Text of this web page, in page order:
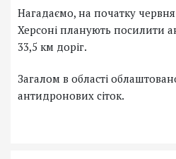
Нагадаємо, на початку
Херсоні планують посилити
33,5 км доріг.
Загалом в області
антидронових сіток.